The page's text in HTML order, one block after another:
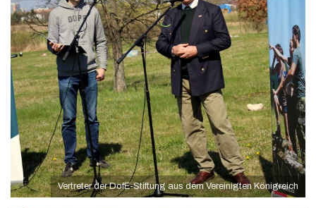
Vertreter der DofE-Stiftung aus dem Vereinigten Königreich